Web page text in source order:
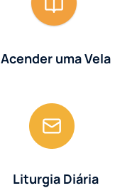
Acender uma Vela
Liturgia Diária